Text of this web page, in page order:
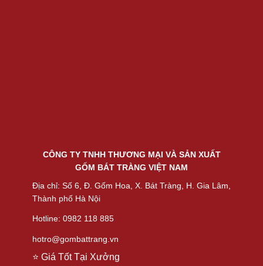
CÔNG TY TNHH THƯƠNG MẠI VÀ SẢN XUẤT
GỐM BÁT TRÀNG VIỆT NAM
Địa chỉ: Số 6, Đ. Gốm Hoa, X. Bát Tràng, H. Gia Lâm,
Thành phố Hà Nội
Hotline: 0982 118 885
hotro@gombattrang.vn
⭐ Giá Tốt Tại Xưởng